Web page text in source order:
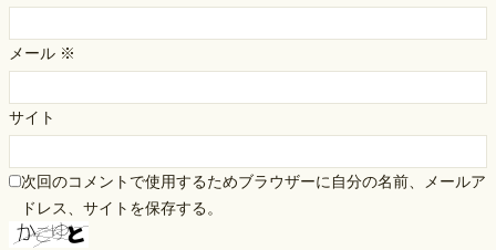
メール ※
サイト
次回のコメントで使用するためブラウザーに自分の名前、メールア
ドレス、サイトを保存する。